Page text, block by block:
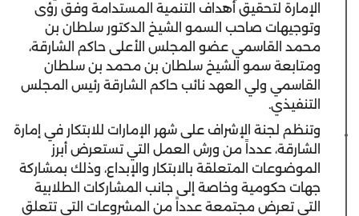
الإمارة لتحقيق أهداف التنمية المستدامة وفق رؤى
وتوجيهات صاحب السمو الشيخ الدكتور سلطان بن
محمد القاسمي عضو المجلس الأعلى حاكم الشارقة،
ومتابعة سمو الشيخ سلطان بن محمد بن سلطان
القاسمي ولي العهد نائب حاكم الشارقة رئيس المجلس
التنفيذي.
وتنظم لجنة الإشراف على شهر الإمارات للابتكار في إمارة
الشارقة، عدداً من ورش العمل التي تستعرض أبرز
الموضوعات المتعلقة بالابتكار والإبداع، وذلك بمشاركة
جهات حكومية وخاصة إلى جانب المشاركات الطلابية
التي تعرض مجتمعة عدداً من المشروعات التي تتعلق